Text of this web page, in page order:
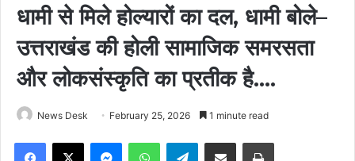
धामी से मिले होल्यारों का दल, धामी बोले–
उत्तराखंड की होली सामाजिक समरसता
और लोकसंस्कृति का प्रतीक है….
News Desk February 25, 2026 1 minute read
Facebook
X MessengerWhatsAppTelegramShare via Email Print